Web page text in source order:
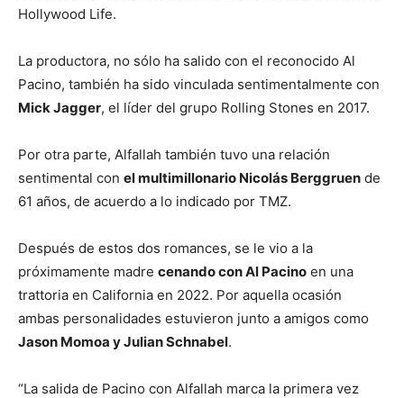
Hollywood Life.
La productora, no sólo ha salido con el reconocido Al
Pacino, también ha sido vinculada sentimentalmente con
Mick Jagger, el líder del grupo Rolling Stones en 2017.
Por otra parte, Alfallah también tuvo una relación
sentimental con el multimillonario Nicolás Berggruen de
61 años, de acuerdo a lo indicado por TMZ.
Después de estos dos romances, se le vio a la
próximamente madre cenando con Al Pacino en una
trattoria en California en 2022. Por aquella ocasión
ambas personalidades estuvieron junto a amigos como
Jason Momoa y Julian Schnabel.
“La salida de Pacino con Alfallah marca la primera vez